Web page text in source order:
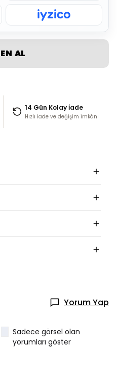
AL
14 Gün Kolay İade
Hızlı iade ve değişim imkânı
Yorum Yap
Sadece görsel olan
yorumları göster